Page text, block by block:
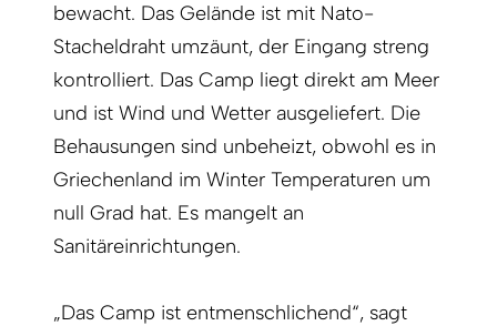
bewacht. Das Gelände ist mit Nato-
Stacheldraht umzäunt, der Eingang streng
kontrolliert. Das Camp liegt direkt am Meer
und ist Wind und Wetter ausgeliefert. Die
Behausungen sind unbeheizt, obwohl es in
Griechenland im Winter Temperaturen um
null Grad hat. Es mangelt an
Sanitäreinrichtungen.
„Das Camp ist entmenschlichend“, sagt